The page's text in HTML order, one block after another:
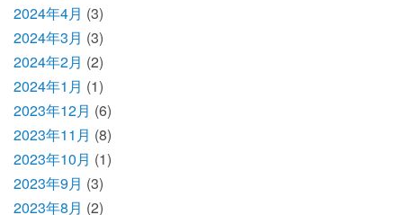
2024年4月 (3)
2024年3月 (3)
2024年2月 (2)
2024年1月 (1)
2023年12月 (6)
2023年11月 (8)
2023年10月 (1)
2023年9月 (3)
2023年8月 (2)